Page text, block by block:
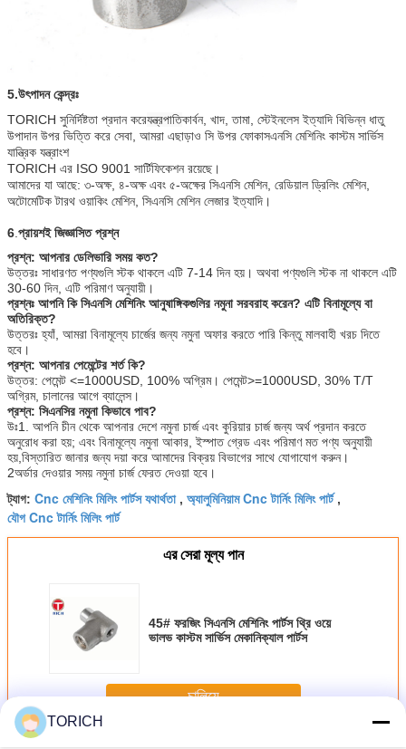
5.উৎপাদন কেন্দ্রঃ
TORICH সুনির্দিষ্টতা প্রদান করেযন্ত্রপাতিকার্বন, খাদ, তামা, স্টেইনলেস ইত্যাদি বিভিন্ন ধাতু
উপাদান উপর ভিত্তি করে সেবা, আমরা এছাড়াও সি উপর ফোকাসএনসি মেশিনিং কাস্টম সার্ভিস
যান্ত্রিক যন্ত্রাংশ
TORICH এর ISO 9001 সার্টিফিকেশন রয়েছে।
আমাদের যা আছে: ৩-অক্ষ, ৪-অক্ষ এবং ৫-অক্ষের সিএনসি মেশিন, রেডিয়াল ড্রিলিং মেশিন,
অটোমেটিক টারথ ওয়াকিং মেশিন, সিএনসি মেশিন লেজার ইত্যাদি।
6 প্রায়শই জিজ্ঞাসিত প্রশ্ন
প্রশ্ন: আপনার ডেলিভারি সময় কত?
উত্তরঃ সাধারণত পণ্যগুলি স্টক থাকলে এটি 7-14 দিন হয়। অথবা পণ্যগুলি স্টক না থাকলে এটি
30-60 দিন, এটি পরিমাণ অনুযায়ী।
প্রশ্নঃ আপনি কি সিএনসি মেশিনিং আনুষাঙ্গিকগুলির নমুনা সরবরাহ করেন? এটি বিনামূল্যে বা
অতিরিক্ত?
উত্তরঃ হ্যাঁ, আমরা বিনামূল্যে চার্জের জন্য নমুনা অফার করতে পারি কিন্তু মালবাহী খরচ দিতে
হবে।
প্রশ্ন: আপনার পেমেন্টের শর্ত কি?
উত্তর: পেমেন্ট <=1000USD, 100% অগ্রিম। পেমেন্ট>=1000USD, 30% T/T
অগ্রিম, চালানের আগে ব্যালেন্স।
প্রশ্ন: সিএনসির নমুনা কিভাবে পাব?
উঃ1. আপনি চীন থেকে আপনার দেশে নমুনা চার্জ এবং কুরিয়ার চার্জ জন্য অর্থ প্রদান করতে
অনুরোধ করা হয়; এবং বিনামূল্যে নমুনা আকার, ইস্পাত গ্রেড এবং পরিমাণ মত পণ্য অনুযায়ী
হয়,বিস্তারিত জানার জন্য দয়া করে আমাদের বিক্রয় বিভাগের সাথে যোগাযোগ করুন।
2অর্ডার দেওয়ার সময় নমুনা চার্জ ফেরত দেওয়া হবে।
ট্যাগ: Cnc মেশিনিং মিলিং পার্টস যথার্থতা, অ্যালুমিনিয়াম Cnc টার্নিং মিলিং পার্ট,
যৌগ Cnc টার্নিং মিলিং পার্ট
এর সেরা মূল্য পান
45# ফরজিং সিএনসি মেশিনিং পার্টস থ্রি ওয়ে
ভালভ কাস্টম সার্ভিস মেকানিক্যাল পার্টস
চালিয়ে
TORICH